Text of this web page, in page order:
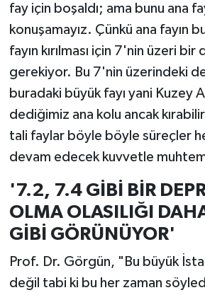
fay için boşaldı; ama bunu ana
konuşamayız. Çünkü ana fayın
fayın kırılması için 7'nin üzeri bir
gerekiyor. Bu 7'nin üzerindeki
buradaki büyük fayı yani Kuzey
dediğimiz ana kolu ancak
tali faylar böyle böyle süreçler
devam edecek kuvvetle
'7.2, 7.4 GİBİ BİR
OLMA OLASILIĞI
GİBİ GÖRÜNÜYOR'
Prof. Dr. Görgün, "Bu büyük
değil tabi ki bu her zaman